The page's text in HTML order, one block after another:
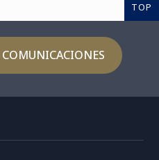
TOP
COMUNICACIONES